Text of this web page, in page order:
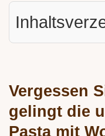
Vergessen
gelingt die
Pasta mit